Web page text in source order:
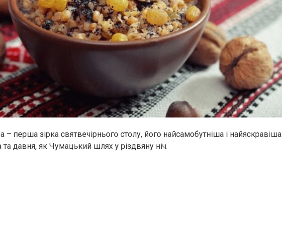
– перша зірка святвечірнього столу, його найсамобутніша і найяскравіша
та давня, як Чумацький шлях у різдвяну ніч.